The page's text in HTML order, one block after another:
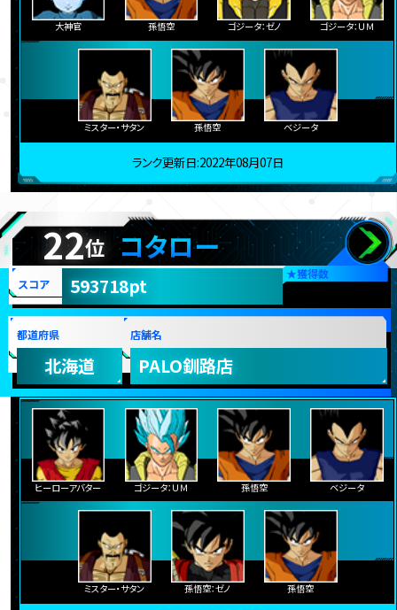
大神官 孫悟空 ゴジータ：ゼノ ゴジータ：ＵＭ
ミスター・サタン 孫悟空 ベジータ
ランク更新日:2022年08月07日
22位 コタロー
★獲得数
スコア 593718pt
都道府県
北海道
店舗名
PALO釧路店
ヒーローアバター ゴジータ：ＵＭ 孫悟空 ベジータ
ミスター・サタン 孫悟空：ゼノ 孫悟空